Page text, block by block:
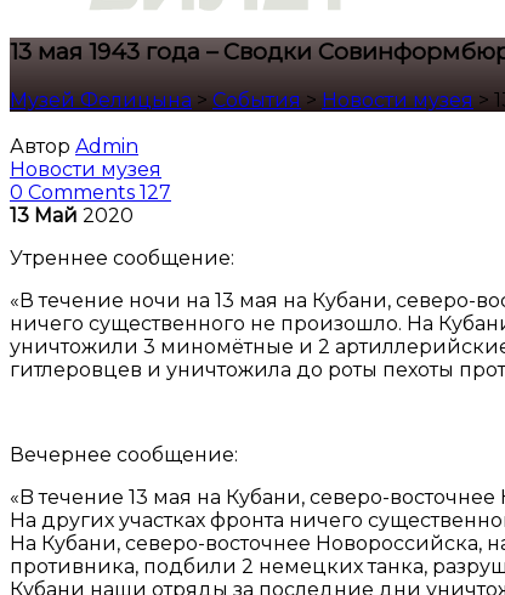
13 мая 1943 года – Сводки
Музей Фелицына > События > Новости музея >
Автор Admin
Новости музея
0 Comments 127
13 Май 2020
Утреннее сообщение:
«В течение ночи на 13 мая на Кубани, северо-
ничего существенного не произошло. На
уничтожили 3 миномётные и 2
гитлеровцев и уничтожила до роты пехоты
Вечернее сообщение:
«B течение 13 мая на Кубани, северо-
На других участках фронта ничего
На Кубани, северо-восточнее Новороссийска,
противника, подбили 2 немецких танка,
Кубани наши отряды за последние дни